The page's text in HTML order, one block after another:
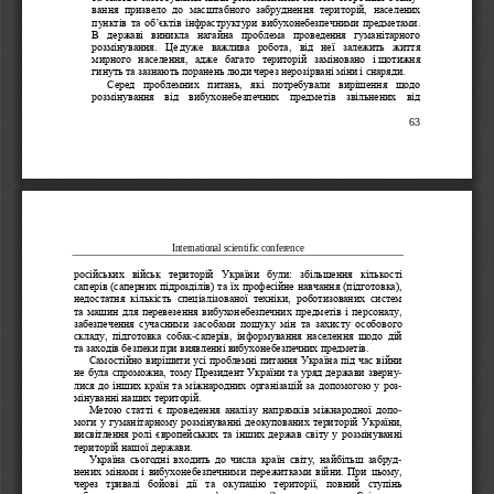
63
вання призвело  до  масштабного  забруднення  територій,  населених
пунктів та об‟єктів інфраструктури вибухонебезпечними предметами.
В  державі  виникла  нагайна  проблема  проведення  гуманітарного
розмінування.  Це дуже  важлива  робота,  від  неї  залежить  життя
мирного  населення,  адже  багато  територій  заміновано  і щотижня
гинуть та зазнають поранень люди через нерозірвані міни і снаряди.
Серед  проблемних  питань,  які  потребували  вирішення  щодо
розмінування  від  вибухонебезпечних  предметів  звільнених  від
International scientific conference
російських  військ  територій  України  були:  збільшення  кількості
саперів (саперних підрозділів) та їх професійне навчання (підготовка),
недостатня  кількість  спеціалізованої  техніки,  роботизованих  систем
та машин для перевезення вибухонебезпечних предметів і персоналу,
забезпечення  сучасними  засобами  пошуку  мін  та  захисту особового
складу,  підготовка  собак-саперів,  інформування  населення  щодо  дій
та заходів безпеки при виявленні вибухонебезпечних предметів.
Самостійно вирішити усі проблемні питання Україна під час війни
не була спроможна, тому Президент України та уряд держави зверну-
лися до інших країн та міжнародних організацій за допомогою у роз-
мінуванні наших територій.
Метою  статті  є  проведення  аналізу  напрямків  міжнародної  допо-
моги у гуманітарному розмінуванні деокупованих територій України,
висвітлення ролі європейських та інших держав світу у розмінуванні
територій нашої держави.
Україна  сьогодні  входить  до  числа  країн  світу,  найбільш  забруд-
нених мінами і вибухонебезпечними пережитками війни. При цьому,
через  тривалі  бойові  дії  та  окупацію  території,  повний  ступінь